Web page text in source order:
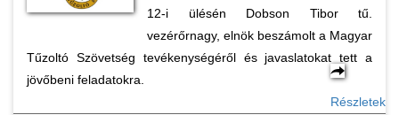
12-i ülésén Dobson Tibor tű.
vezérőrnagy, elnök beszámolt a Magyar
Tűzoltó Szövetség tevékenységéről és javaslatokat tett a
jövőbeni feladatokra.
Részletek